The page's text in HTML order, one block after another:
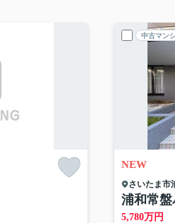
中古マン
NEW
さいたま市
浦和常
5,780万円